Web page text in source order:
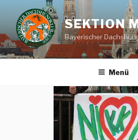
Inhalt
springen
SEKTION
Bayerischer
Menü